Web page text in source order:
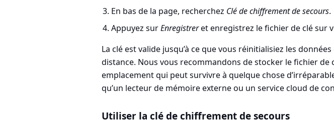
En bas de la page, recherchez Clé de chiffrement de secours.
Appuyez surEnregistreret enregistrez le fichier de clé sur
La clé est valide jusqu’à ce que vous réinitialisiez les
distance. Nous vous recommandons de stocker le fichier de
emplacement qui peut survivre à quelque chose
qu’un lecteur de mémoire externe ou un service cloud de
Utiliser la clé de chiffrement de secours